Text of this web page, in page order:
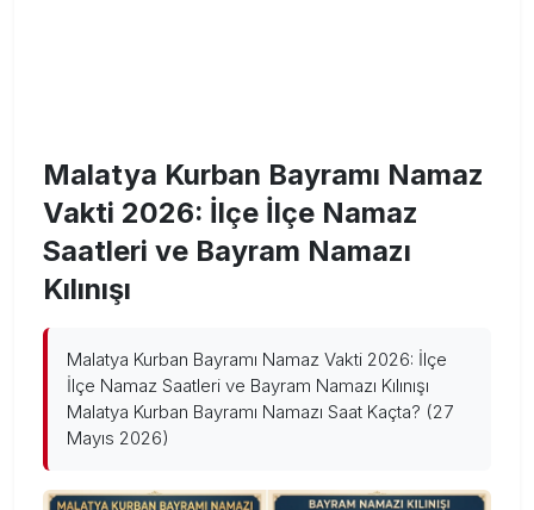
Malatya Kurban Bayramı Namaz
Vakti 2026: İlçe İlçe Namaz
Saatleri ve Bayram Namazı
Kılınışı
Malatya Kurban Bayramı Namaz Vakti 2026: İlçe
İlçe Namaz Saatleri ve Bayram Namazı Kılınışı
Malatya Kurban Bayramı Namazı Saat Kaçta? (27
Mayıs 2026)